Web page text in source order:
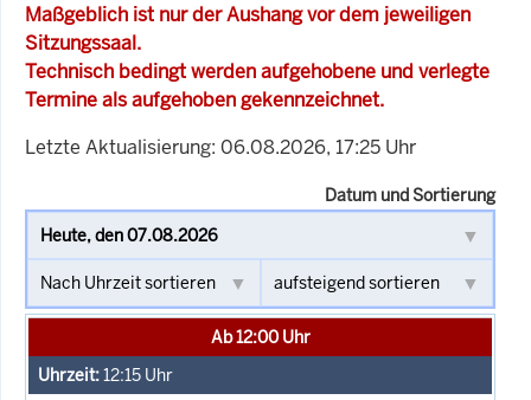
Maßgeblich ist nur der Aushang vor dem jeweiligen
Sitzungssaal.
Technisch bedingt werden aufgehobene und verlegte
Termine als aufgehoben gekennzeichnet.
Letzte Aktualisierung: 06.08.2026, 17:25 Uhr
Datum und Sortierung
Ab 12:00 Uhr
12:15 Uhr